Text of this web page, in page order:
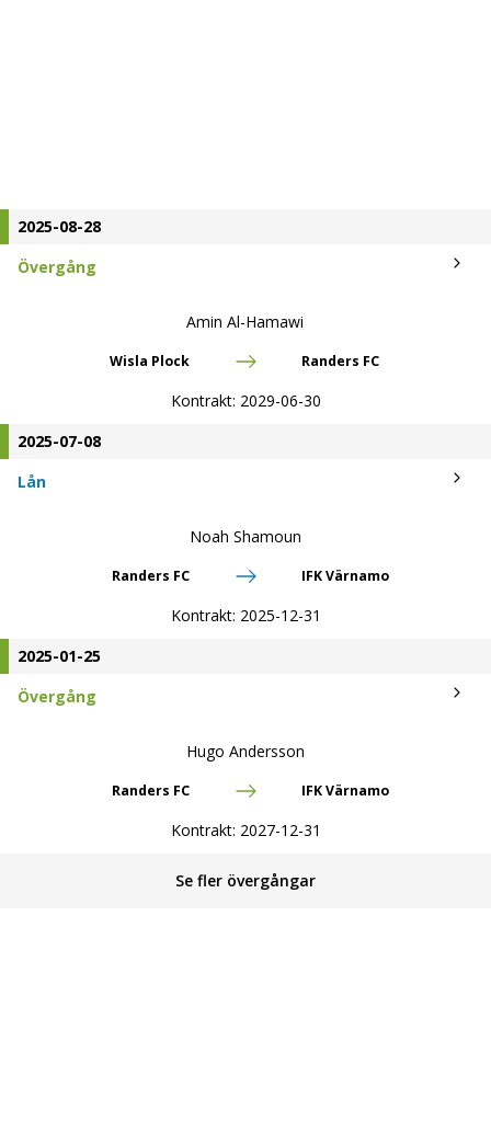
2025-08-28
Övergång
Amin Al-Hamawi
Wisla Plock Randers FC
Kontrakt: 2029-06-30
2025-07-08
Lån
Noah Shamoun
Randers FC IFK Värnamo
Kontrakt: 2025-12-31
2025-01-25
Övergång
Hugo Andersson
Randers FC IFK Värnamo
Kontrakt: 2027-12-31
Se fler övergångar